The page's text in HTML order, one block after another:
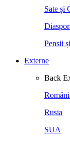
Sate și
Pensii
Externe
Back
Rusia
SUA